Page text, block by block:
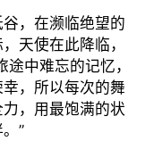
，在濒临绝望的
天使在此降临，
中难忘的记忆，
，所以每次的舞
，用最饱满的状
”